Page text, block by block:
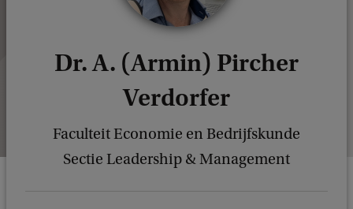
Dr. A. (Armin) Pircher
Verdorfer
Faculteit Economie en Bedrijfskunde
Sectie Leadership & Management